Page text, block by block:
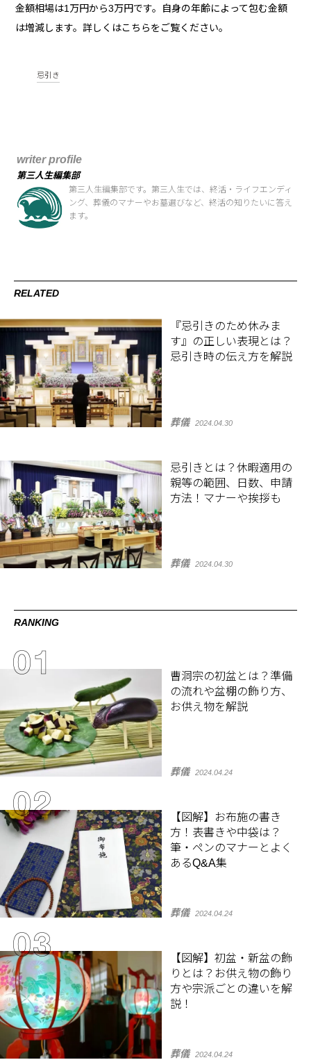
金額相場は1万円から3万円です。自身の年齢によって包む金額
は増減します。詳しくはこちらをご覧ください。
忌引き
writer profile
第三人生編集部
第三人生編集部です。第三人生では、終活・ライフエンディ
ング、葬儀のマナーやお墓選びなど、終活の知りたいに答え
ます。
RELATED
『忌引きのため休みま
す』の正しい表現とは？
忌引き時の伝え方を解説
葬儀 2024.04.30
忌引きとは？休暇適用の
親等の範囲、日数、申請
方法！マナーや挨拶も
葬儀 2024.04.30
RANKING
曹洞宗の初盆とは？準備
の流れや盆棚の飾り方、
お供え物を解説
葬儀 2024.04.24
【図解】お布施の書き
方！表書きや中袋は？
筆・ペンのマナーとよく
あるQ&A集
葬儀 2024.04.24
【図解】初盆・新盆の飾
りとは？お供え物の飾り
方や宗派ごとの違いを解
説！
葬儀 2024.04.24